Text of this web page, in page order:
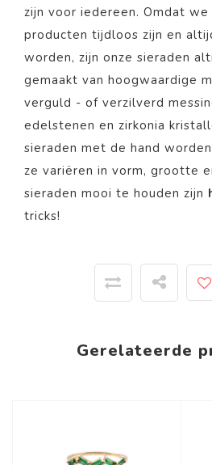
zijn voor iedereen. Omdat
producten tijdloos zijn en
worden, zijn onze sieraden
gemaakt van hoogwaardige
verguld - of verzilverd
edelstenen en zirkonia
sieraden met de hand
ze variëren in vorm, grootte
sieraden mooi te houden zijn
tricks!
Gerelateerde